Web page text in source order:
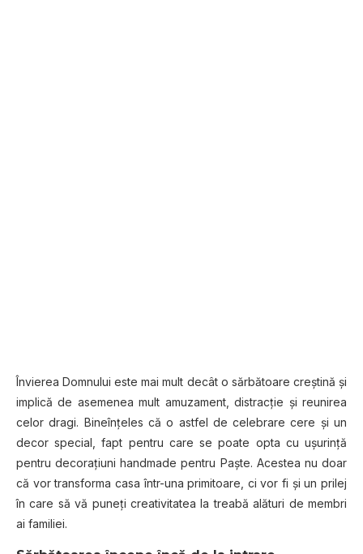
Învierea Domnului este mai mult decât o sărbătoare creştină şi
implică de asemenea mult amuzament, distracţie şi reunirea
celor dragi. Bineînţeles că o astfel de celebrare cere şi un
decor special, fapt pentru care se poate opta cu uşurinţă
pentru decoraţiuni handmade pentru Paşte. Acestea nu doar
că vor transforma casa într-una primitoare, ci vor fi şi un prilej
în care să vă puneţi creativitatea la treabă alături de membri
ai familiei.